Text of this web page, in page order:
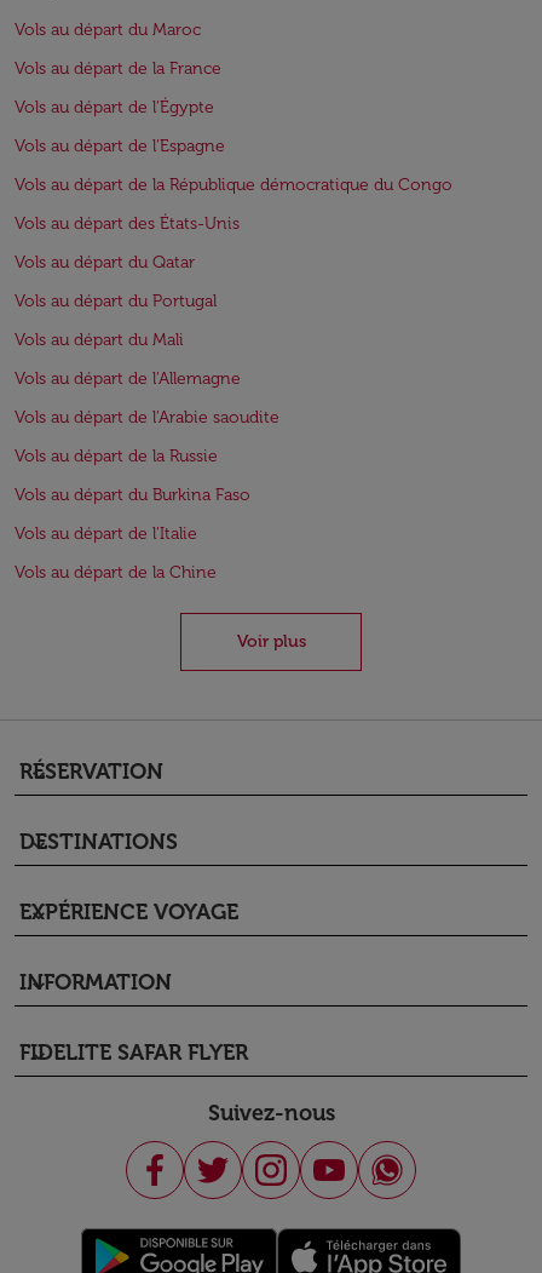
Vols au départ du Maroc
Vols au départ de la France
Vols au départ de l'Égypte
Vols au départ de l'Espagne
Vols au départ de la République démocratique du Congo
Vols au départ des États-Unis
Vols au départ du Qatar
Vols au départ du Portugal
Vols au départ du Mali
Vols au départ de l'Allemagne
Vols au départ de l'Arabie saoudite
Vols au départ de la Russie
Vols au départ du Burkina Faso
Vols au départ de l'Italie
Vols au départ de la Chine
Voir plus
RÉSERVATION
keyboard_arrow_down
DESTINATIONS
keyboard_arrow_down
EXPÉRIENCE VOYAGE
keyboard_arrow_down
INFORMATION
keyboard_arrow_down
FIDELITE SAFAR FLYER
keyboard_arrow_down
Suivez-nous